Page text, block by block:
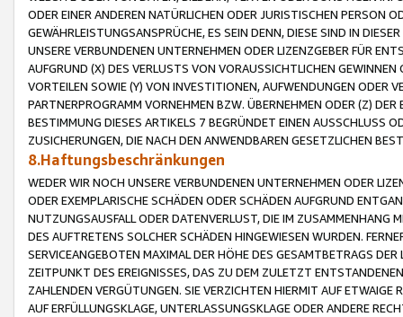
ODER EINER ANDEREN NATÜRLICHEN ODER JURISTISCHEN PERSON
GEWÄHRLEISTUNGSANSPRÜCHE, ES SEIN DENN, DIESE SIND IN
UNSERE VERBUNDENEN UNTERNEHMEN ODER LIZENZGEBER FÜR
AUFGRUND (X) DES VERLUSTS VON VORAUSSICHTLICHEN
VORTEILEN SOWIE (Y) VON INVESTITIONEN, AUFWENDUNGEN ODER
PARTNERPROGRAMM VORNEHMEN BZW. ÜBERNEHMEN ODER (Z)
BESTIMMUNG DIESES ARTIKELS 7 BEGRÜNDET EINEN AUSSCHLUSS
ZUSICHERUNGEN, DIE NACH DEN ANWENDBAREN GESETZLICHEN
8.Haftungsbeschränkungen
WEDER WIR NOCH UNSERE VERBUNDENEN UNTERNEHMEN ODER
ODER EXEMPLARISCHE SCHÄDEN ODER SCHÄDEN AUFGRUND
NUTZUNGSAUSFALL ODER DATENVERLUST, DIE IM ZUSAMMENHANG
DES AUFTRETENS SOLCHER SCHÄDEN HINGEWIESEN WURDEN.
SERVICEANGEBOTEN MAXIMAL DER HÖHE DES GESAMTBETRAGS
ZEITPUNKT DES EREIGNISSES, DAS ZU DEM ZULETZT
ZAHLENDEN VERGÜTUNGEN. SIE VERZICHTEN HIERMIT AUF
AUF ERFÜLLUNGSKLAGE, UNTERLASSUNGSKLAGE ODER ANDERE